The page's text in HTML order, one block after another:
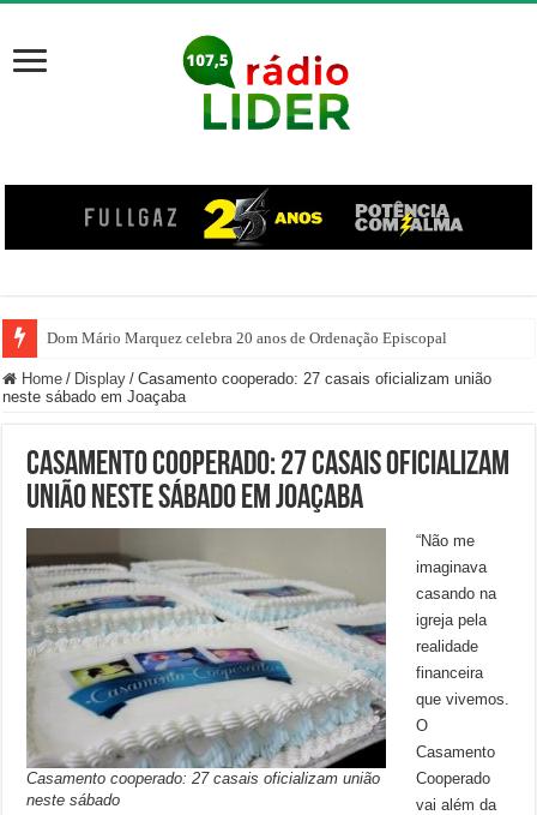
Dom Mário Marquez celebra 20 anos de Ordenação Episcopal
Home / Display / Casamento cooperado: 27 casais oficializam união
neste sábado em Joaçaba
Casamento cooperado: 27 casais oficializam
união neste sábado em Joaçaba
Casamento cooperado: 27 casais oficializam união
neste sábado
“Não me
imaginava
casando na
igreja pela
realidade
financeira
que vivemos.
O
Casamento
Cooperado
vai além da